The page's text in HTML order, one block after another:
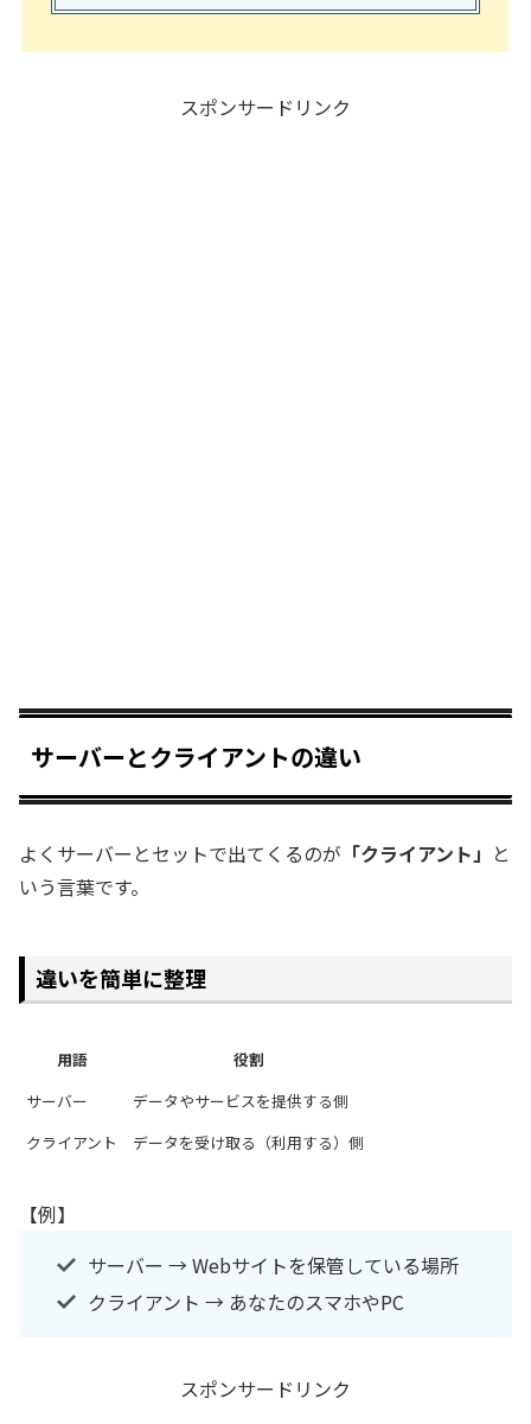
スポンサードリンク
サーバーとクライアントの違い
よくサーバーとセットで出てくるのが 「クライアント」 と
いう言葉です。
違いを簡単に整理
用語
役割
サーバー
データやサービスを提供する側
クライアント
データを受け取る（利用する）側
【例】
サーバー → Webサイトを保管している場所
クライアント → あなたのスマホやPC
スポンサードリンク